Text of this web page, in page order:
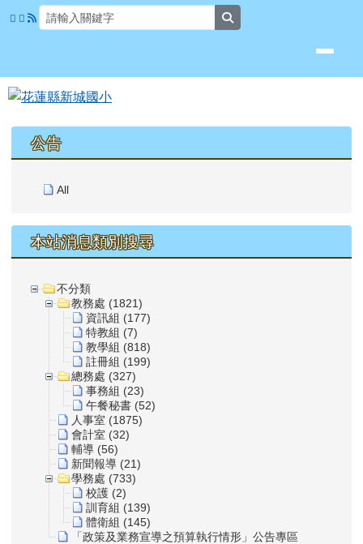
跳至主內容區
花蓮縣新城國小
上中區域內容
公告
All
本站消息類別搜尋
不分類
教務處 (1821)
資訊組 (177)
特教組 (7)
教學組 (818)
註冊組 (199)
總務處 (327)
事務組 (23)
午餐秘書 (52)
人事室 (1875)
會計室 (32)
輔導 (56)
新聞報導 (21)
學務處 (733)
校護 (2)
訓育組 (139)
體衛組 (145)
「政策及業務宣導之預算執行情形」公告專區
頁尾區域